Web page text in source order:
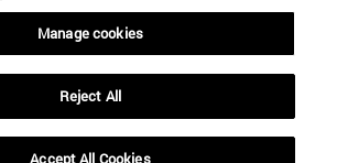
Manage cookies
Reject All
Accept All Cookies